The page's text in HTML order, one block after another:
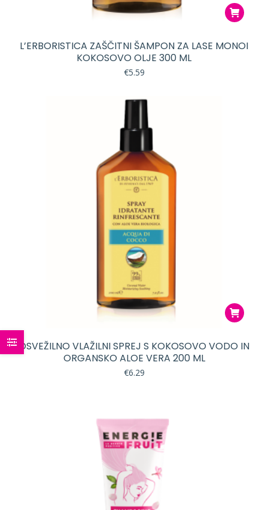
L’ERBORISTICA ZAŠČITNI ŠAMPON ZA LASE MONOI
KOKOSOVO OLJE 300 ML
€5.59
OSVEŽILNO VLAŽILNI SPREJ S KOKOSOVO VODO IN
ORGANSKO ALOE VERA 200 ML
€6.29